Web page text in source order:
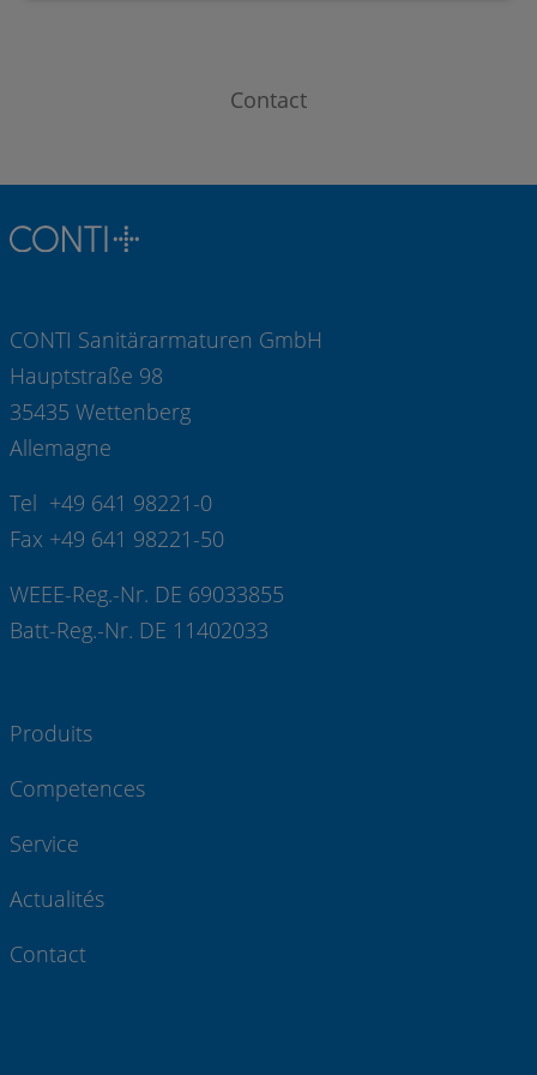
Contact
CONTI Sanitärarmaturen GmbH
Hauptstraße 98
35435 Wettenberg
Allemagne
Tel +49 641 98221-0
Fax +49 641 98221-50
WEEE-Reg.-Nr. DE 69033855
Batt-Reg.-Nr. DE 11402033
Produits
Competences
Service
Actualités
Contact